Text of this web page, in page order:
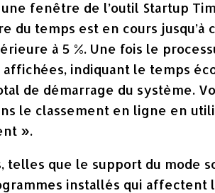
fenêtre de l’outil Startup
du temps est en cours jusqu’à
à 5 %. Une fois le
indiquant le temps
de démarrage du système.
le classement en ligne en
».
que le support du mode
installés qui affectent